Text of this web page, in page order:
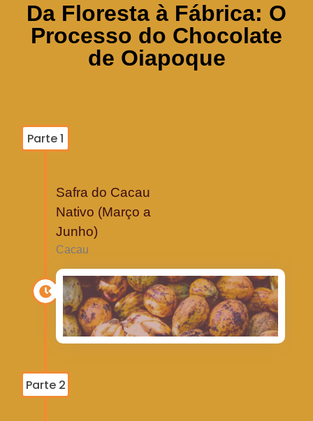
Da Floresta à Fábrica: O
Processo do Chocolate
de Oiapoque
Parte 1
Safra do Cacau
Nativo (Março a
Junho)
Cacau
Parte 2